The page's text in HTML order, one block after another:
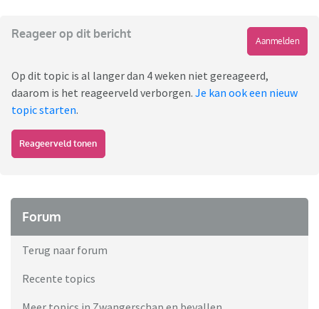
Reageer op dit bericht
Aanmelden
Op dit topic is al langer dan 4 weken niet gereageerd,
daarom is het reageerveld verborgen. Je kan ook een nieuw
topic starten.
Reageerveld tonen
Forum
Terug naar forum
Recente topics